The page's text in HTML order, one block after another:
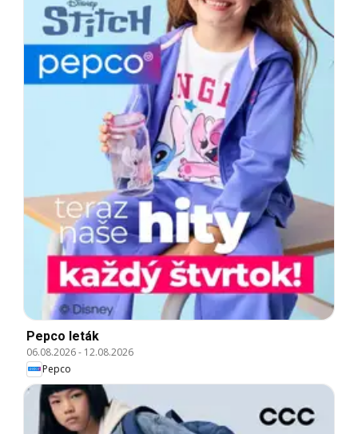
Pepco leták
06.08.2026- 12.08.2026
Pepco